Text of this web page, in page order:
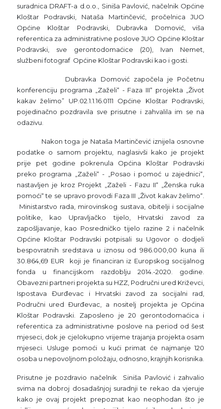
suradnica DRAFT-a d.o.o., Siniša Pavlović, načelnik Općine
Kloštar Podravski, Nataša Martinčević, pročelnica JUO
Općine Kloštar Podravski, Dubravka Domović, viša
referentica za administrativne poslove JUO Općine Kloštar
Podravski, sve gerontodomaćice (20), Ivan Nemet,
službeni fotograf Općine Kloštar Podravski kao i gosti.
Dubravka Domović započela je Početnu
konferenciju programa „Zaželi“ - Faza III“ projekta „Život
kakav želimo” UP.02.1.1.16.0111 Općine Kloštar Podravski,
pojedinačno pozdravila sve prisutne i zahvalila im se na
odazivu.
Nakon toga je Nataša Martinčević iznijela osnovne
podatke o samom projektu, naglasivši kako je projekt
prije pet godine pokrenula Općina Kloštar Podravski
preko programa „Zaželi“ - „Posao i pomoć u zajednici“,
nastavljen je kroz Projekt „Zaželi - Fazu II“ „Ženska ruka
pomoći“ te se upravo provodi Faza III „Život kakav želimo“.
Ministarstvo rada, mirovinskog sustava, obitelji i socijalne
politike, kao Upravljačko tijelo, Hrvatski zavod za
zapošljavanje, kao Posredničko tijelo razine 2 i načelnik
Općine Kloštar Podravski potpisali su Ugovor o dodjeli
bespovratnih sredstava u iznosu od 986.000,00 kuna ili
30.864,69 EUR koji je financiran iz Europskog socijalnog
fonda u financijskom razdoblju 2014.-2020. godine.
Obavezni partneri projekta su HZZ, Područni ured Križevci,
Ispostava Đurđevac i Hrvatski zavod za socijalni rad,
Područni ured Đurđevac, a nositelj projekta je Općina
Kloštar Podravski. Zaposleno je 20 gerontodomaćica i
referentica za administrativne poslove na period od šest
mjeseci, dok je cjelokupno vrijeme trajanja projekta osam
mjeseci. Usluge pomoći u kući primat će najmanje 120
osoba u nepovoljnom položaju, odnosno, krajnjih korisnika.
Prisutne je pozdravio načelnik Siniša Pavlović i zahvalio
svima na dobroj dosadašnjoj suradnji te rekao da vjeruje
kako je ovaj projekt prepoznat kao neophodan što je